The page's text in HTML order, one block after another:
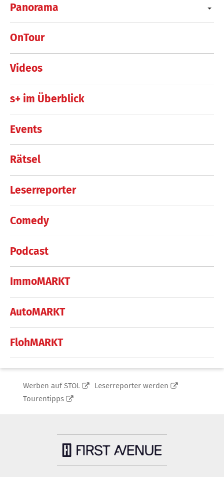
Panorama
OnTour
Videos
s+ im Überblick
Events
Rätsel
Leserreporter
Comedy
Podcast
ImmoMARKT
AutoMARKT
FlohMARKT
Werben auf STOL
Leserreporter werden
Tourentipps